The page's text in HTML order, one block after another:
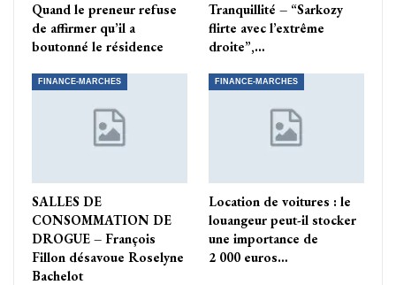
Quand le preneur refuse
de affirmer qu’il a
boutonné le résidence
Tranquillité – “Sarkozy
flirte avec l’extrême
droite”,…
FINANCE-MARCHES
SALLES DE
CONSOMMATION DE
DROGUE – François
Fillon désavoue Roselyne
Bachelot
FINANCE-MARCHES
Location de voitures : le
louangeur peut-il stocker
une importance de
2 000 euros…